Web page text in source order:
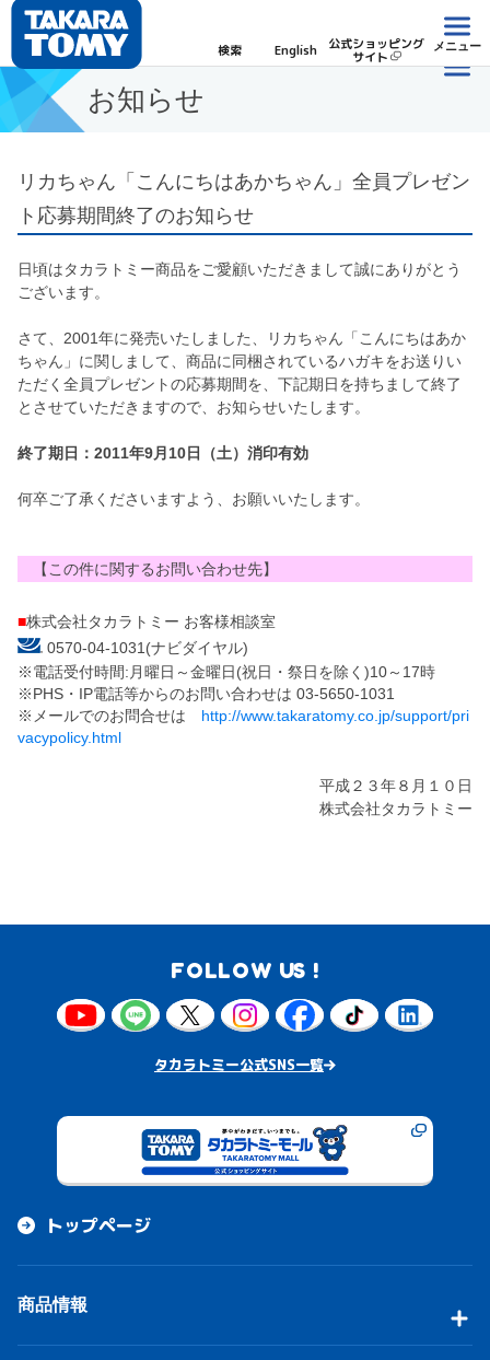
検索 English 公式ショッピング
サイト
メニュー
お知らせ
リカちゃん「こんにちはあかちゃん」全員プレゼン
ト応募期間終了のお知らせ
日頃はタカラトミー商品をご愛顧いただきまして誠にありがとう
ございます。
さて、2001年に発売いたしました、リカちゃん「こんにちはあか
ちゃん」に関しまして、商品に同梱されているハガキをお送りい
ただく全員プレゼントの応募期間を、下記期日を持ちまして終了
とさせていただきますので、お知らせいたします。
終了期日：2011年9月10日（土）消印有効
何卒ご了承くださいますよう、お願いいたします。
【この件に関するお問い合わせ先】
■株式会社タカラトミー お客様相談室
0570-04-1031(ナビダイヤル)
※電話受付時間:月曜日～金曜日(祝日・祭日を除く)10～17時
※PHS・IP電話等からのお問い合わせは 03-5650-1031
※メールでのお問合せは http://www.takaratomy.co.jp/support/pri
vacypolicy.html
平成２３年８月１０日
株式会社タカラトミー
FOLLOW US !
タカラトミー公式SNS一覧
トップページ
商品情報